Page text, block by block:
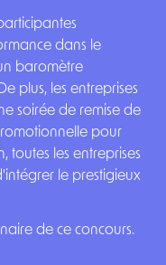
dans le
baromètre
plus, les entreprises
soirée de remise de
pour
toutes les entreprises
le prestigieux
de ce concours.